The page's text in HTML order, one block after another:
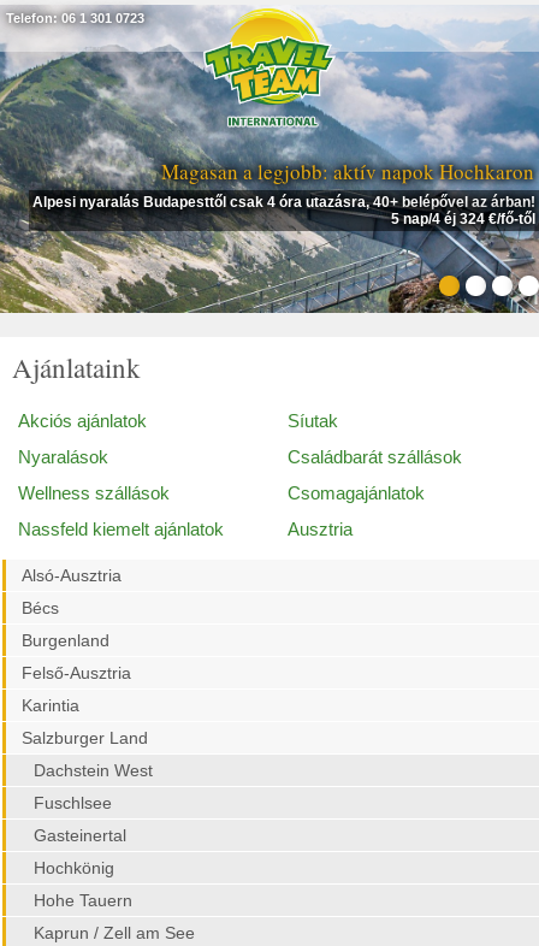
Magasan a legjobb: aktív napok Hochkaron
Alpesi nyaralás Budapesttől csak 4 óra utazásra, 40+ belépővel az árban!
5 nap/4 éj 324 €/fő-től
Telefon: 06 1 301 0723
Ajánlataink
Akciós ajánlatok
Síutak
Nyaralások
Családbarát szállások
Wellness szállások
Csomagajánlatok
Nassfeld kiemelt ajánlatok
Ausztria
Alsó-Ausztria
Bécs
Burgenland
Felső-Ausztria
Karintia
Salzburger Land
Dachstein West
Fuschlsee
Gasteinertal
Hochkönig
Hohe Tauern
Kaprun / Zell am See